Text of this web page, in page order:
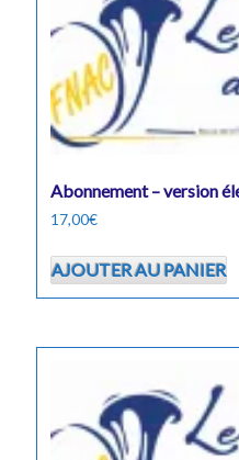
Abonnement – version
17,00€
AJOUTER AU PANIER